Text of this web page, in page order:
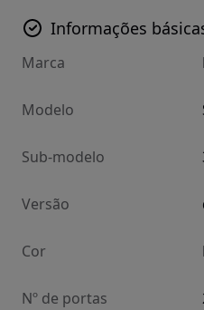
Informações
Marca
Modelo
Sub-modelo
Versão
Cor
Nº de portas